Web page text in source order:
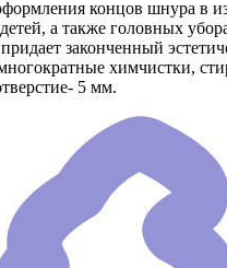
концов шнура в
а также головных
законченный
химчистки,
5 мм.